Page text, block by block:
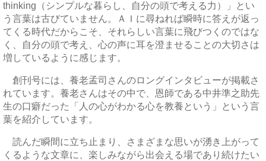
thinking（シンプルな暮らし、自分の頭で考える力）」とい
う言葉は古びていません。ＡＩに尋ねれば瞬時に答えが返っ
てくる時代だからこそ、それらしい言葉に飛びつくのではな
く、自分の頭で考え、心の声に耳を澄ませることの大切さは
増しているように感じます。
創刊号には、養老孟司さんのロングインタビューが掲載さ
れています。養老さんはその中で、恩師である中井準之助先
生の口癖だった「人の心がわかる心を教養という」という言
葉を紹介しています。
読んだ瞬間に立ち止まり、さまざまな思いが湧き上がって
くるような文章に、楽しみながら出会える場であり続けたい